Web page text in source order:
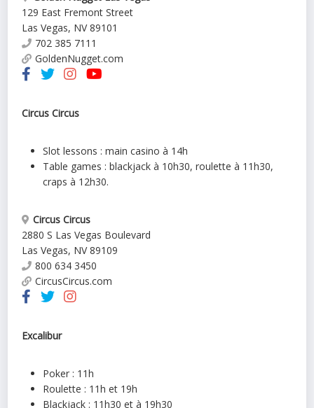
129 East Fremont Street
Las Vegas, NV 89101
702 385 7111
GoldenNugget.com
Circus Circus
Slot lessons : main casino à 14h
Table games : blackjack à 10h30, roulette à 11h30,
craps à 12h30.
Circus Circus
2880 S Las Vegas Boulevard
Las Vegas, NV 89109
800 634 3450
CircusCircus.com
Excalibur
Poker : 11h
Roulette : 11h et 19h
Blackjack : 11h30 et à 19h30